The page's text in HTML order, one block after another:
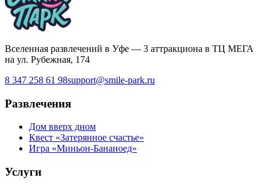
Вселенная развлечений в Уфе — 3 аттракциона в ТЦ МЕГА
на ул. Рубежная, 174
8 347 258 61 98support@smile-park.ru
Развлечения
Дом вверх дном
Квест «Затерянное счастье»
Игра «Миньон-Бананоед»
Услуги